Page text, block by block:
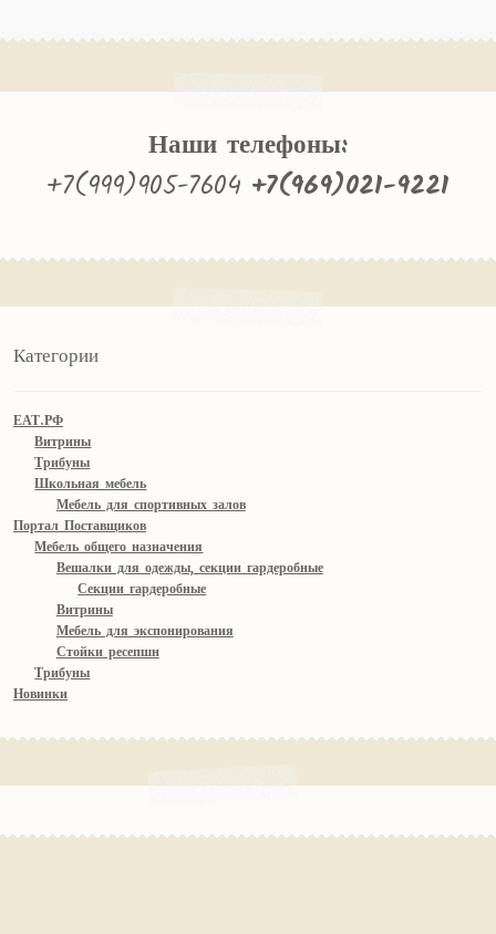
Наши телефоны:
+7(999)905-7604 +7(969)021-9221
Категории
ЕАТ.РФ
Витрины
Трибуны
Школьная мебель
Мебель для спортивных залов
Портал Поставщиков
Мебель общего назначения
Вешалки для одежды, секции гардеробные
Секции гардеробные
Витрины
Мебель для экспонирования
Стойки ресепшн
Трибуны
Новинки